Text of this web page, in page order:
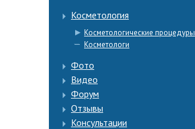
Косметология
Косметологические процедуры
Косметологи
Фото
Видео
Форум
Отзывы
Консультации